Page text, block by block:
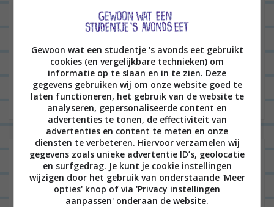
VORIGE POST
VOLGENDE POST
2 reacties op “Auberginecurry met
kokosrijst en zelfgemaakt
naanbrood”
Gewoon wat een studentje 's avonds eet gebruikt
cookies (en vergelijkbare technieken) om
informatie op te slaan en in te zien. Deze
gegevens gebruiken wij om onze website goed te
laten functioneren, het gebruik van de website te
analyseren, gepersonaliseerde content en
advertenties te tonen, de effectiviteit van
advertenties en content te meten en onze
diensten te verbeteren. Hiervoor verzamelen wij
gegevens zoals unieke advertentie ID’s, geolocatie
en surfgedrag. Je kunt je cookie instellingen
wijzigen door het gebruik van onderstaande 'Meer
opties' knop of via 'Privacy instellingen
aanpassen' onderaan de website.